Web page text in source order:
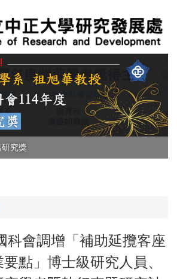
得主
究獎
科會調增「補助延攬客座
點」博士級研究人員、